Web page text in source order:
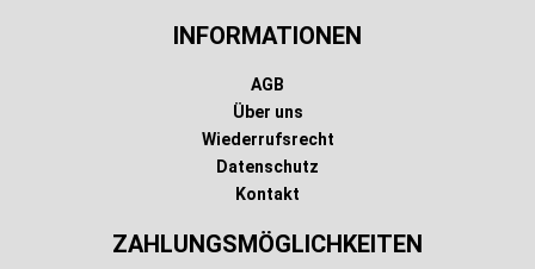
INFORMATIONEN
AGB
Über uns
Wiederrufsrecht
Datenschutz
Kontakt
ZAHLUNGSMÖGLICHKEITEN